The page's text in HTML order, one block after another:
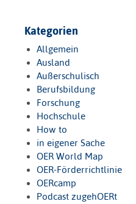
Kategorien
Allgemein
Ausland
Außerschulisch
Berufsbildung
Forschung
Hochschule
How to
in eigener Sache
OER World Map
OER-Förderrichtlinie
OERcamp
Podcast zugehOERt